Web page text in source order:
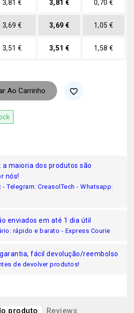
3,81 € 3,81 € 0,70 €
3,69 € 3,69 € 1,05 €
3,51 € 3,51 € 1,58 €
Ao Carrinho favorite_border
maioria dos produtos são
nós!
Telegram: CreasolTech - Whatsapp:
enviados em até 1 dia útil
rápido e barato - Express Courie
fácil devolução/reembolso
de devolver produtos!
produto Reviews